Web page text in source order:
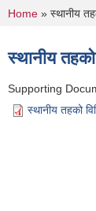
You are
Home » स्थानीय
स्थानीय
Supporting
स्थानीय तहको